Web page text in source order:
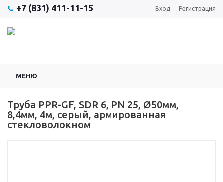
+7 (831) 411-11-15 Вход Регистрация
МЕНЮ
Труба PPR-GF, SDR 6, РN 25, Ø50мм,
8,4мм, 4м, серый, армированная
стекловолокном